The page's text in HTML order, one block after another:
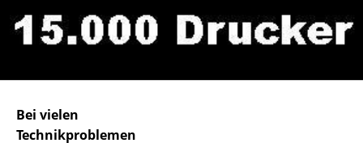
Bei vielen
Technikproblemen